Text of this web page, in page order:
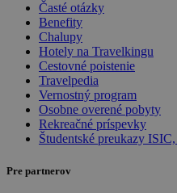
Časté otázky
Benefity
Chalupy
Hotely na Travelkingu
Cestovné poistenie
Travelpedia
Vernostný program
Osobne overené pobyty
Rekreačné príspevky
Študentské preukazy
Pre partnerov